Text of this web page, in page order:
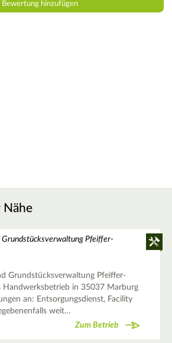
Nähe
Pfeiffer-
Grundstücksverwaltung Pfeiffer-
Handwerksbetrieb in 35037 Marburg
an: Entsorgungsdienst, Facility
weit…
Zum Betrieb